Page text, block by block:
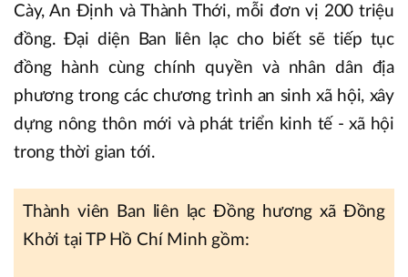
Cày, An Định và Thành Thới, mỗi đơn vị 200 triệu
đồng. Đại diện Ban liên lạc cho biết sẽ tiếp tục
đồng hành cùng chính quyền và nhân dân địa
phương trong các chương trình an sinh xã hội, xây
dựng nông thôn mới và phát triển kinh tế - xã hội
trong thời gian tới.
Thành viên Ban liên lạc Đồng hương xã Đồng
Khởi tại TP Hồ Chí Minh gồm: